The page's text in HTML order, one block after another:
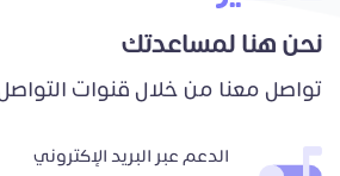
نحن هنا لمساعدتك
تواصل معنا من خلال قنوات
الدعم عبر البريد الإكتروني